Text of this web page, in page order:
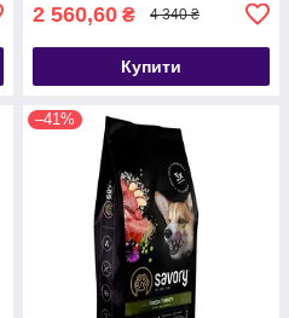
2 560,60 ₴ 4 340 ₴
Купити
–41%